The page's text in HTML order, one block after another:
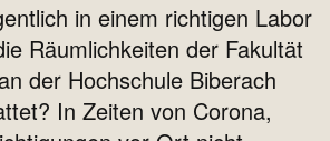
in einem richtigen Labor
Räumlichkeiten der Fakultät
der Hochschule Biberach
In Zeiten von Corona,